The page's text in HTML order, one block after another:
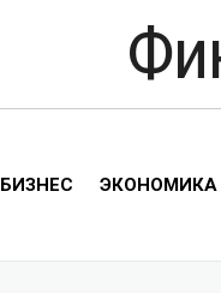
БИЗНЕС ЭКОНОМИКА